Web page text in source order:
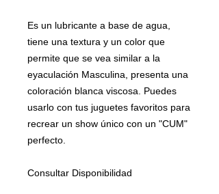
Es un lubricante a base de agua,
tiene una textura y un color que
permite que se vea similar a la
eyaculación Masculina, presenta una
coloración blanca viscosa. Puedes
usarlo con tus juguetes favoritos para
recrear un show único con un "CUM"
perfecto.
Consultar Disponibilidad